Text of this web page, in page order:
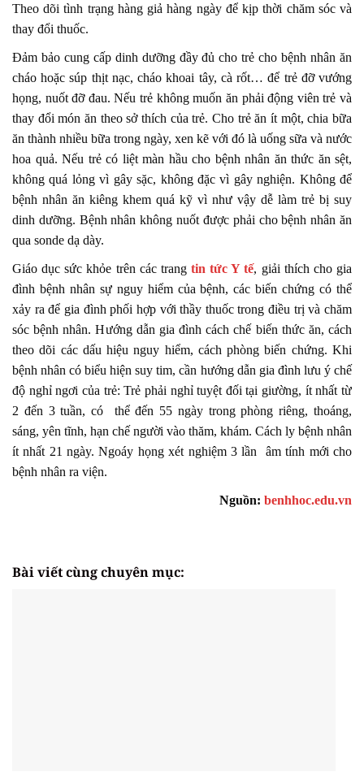
Theo dõi tình trạng hàng giả hàng ngày để kịp thời chăm sóc và
thay đổi thuốc.
Đảm bảo cung cấp dinh dưỡng đầy đủ cho trẻ cho bệnh nhân ăn
cháo hoặc súp thịt nạc, cháo khoai tây, cà rốt… để trẻ đỡ vướng
họng, nuốt đỡ đau. Nếu trẻ không muốn ăn phải động viên trẻ và
thay đổi món ăn theo sở thích của trẻ. Cho trẻ ăn ít một, chia bữa
ăn thành nhiều bữa trong ngày, xen kẽ với đó là uống sữa và nước
hoa quả. Nếu trẻ có liệt màn hầu cho bệnh nhân ăn thức ăn sệt,
không quá lỏng vì gây sặc, không đặc vì gây nghiện. Không để
bệnh nhân ăn kiêng khem quá kỹ vì như vậy dễ làm trẻ bị suy
dinh dưỡng. Bệnh nhân không nuốt được phải cho bệnh nhân ăn
qua sonde dạ dày.
Giáo dục sức khỏe trên các trang tin tức Y tế, giải thích cho gia
đình bệnh nhân sự nguy hiểm của bệnh, các biến chứng có thể
xảy ra để gia đình phối hợp với thầy thuốc trong điều trị và chăm
sóc bệnh nhân. Hướng dẫn gia đình cách chế biến thức ăn, cách
theo dõi các dấu hiệu nguy hiểm, cách phòng biến chứng. Khi
bệnh nhân có biểu hiện suy tim, cần hướng dẫn gia đình lưu ý chế
độ nghỉ ngơi của trẻ: Trẻ phải nghỉ tuyệt đối tại giường, ít nhất từ
2 đến 3 tuần, có thể đến 55 ngày trong phòng riêng, thoáng,
sáng, yên tĩnh, hạn chế người vào thăm, khám. Cách ly bệnh nhân
ít nhất 21 ngày. Ngoáy họng xét nghiệm 3 lần âm tính mới cho
bệnh nhân ra viện.
Nguồn: benhhoc.edu.vn
Bài viết cùng chuyên mục: